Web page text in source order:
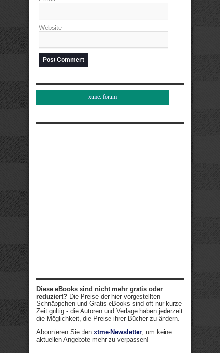
Website
xtme: forum
Diese eBooks sind nicht mehr gratis oder
reduziert? Die Preise der hier vorgestellten
Schnäppchen und Gratis-eBooks sind oft nur kurze
Zeit gültig - die Autoren und Verlage haben jederzeit
die Möglichkeit, die Preise ihrer Bücher zu ändern.
Abonnieren Sie den xtme-Newsletter, um keine
aktuellen Angebote mehr zu verpassen!